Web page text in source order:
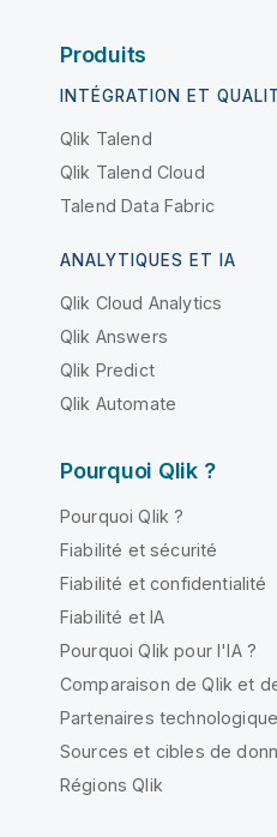
Produits
INTÉGRATION ET
Qlik Talend
Qlik Talend Cloud
Talend Data Fabric
ANALYTIQUES ET IA
Qlik Cloud Analytics
Qlik Answers
Qlik Predict
Qlik Automate
Pourquoi Qlik ?
Pourquoi Qlik ?
Fiabilité et sécurité
Fiabilité et confidentialité
Fiabilité et IA
Pourquoi Qlik pour l'IA ?
Comparaison de Qlik et
Partenaires
Sources et cibles de
Régions Qlik